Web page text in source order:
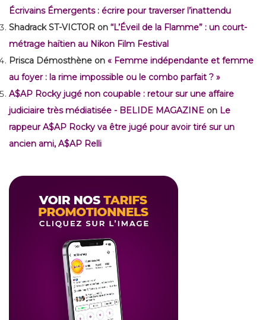
Écrivains Émergents : écrire pour traverser l’inattendu
Shadrack ST-VICTOR on “L’Éveil de la Flamme” : un court-
métrage haïtien au Nikon Film Festival
Prisca Démosthène on « Femme indépendante et femme
au foyer : la rime impossible ou le combo parfait ? »
A$AP Rocky jugé non coupable : retour sur une affaire
judiciaire très médiatisée - BELIDE MAGAZINE on Le
rappeur A$AP Rocky va être jugé pour avoir tiré sur un
ancien ami, A$AP Relli